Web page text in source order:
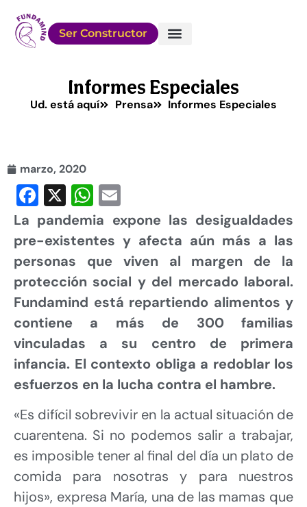
Ser Constructor
Informes Especiales
Ud. está aquí Prensa Informes Especiales
marzo, 2020
Facebook
X WhatsApp
La pandemia expone las desigualdades
pre-existentes y afecta aún más a las
personas que viven al margen de la
protección social y del mercado laboral.
Fundamind está repartiendo alimentos y
contiene a más de 300 familias
vinculadas a su centro de primera
infancia. El contexto obliga a redoblar los
esfuerzos en la lucha contra el hambre.
«Es difícil sobrevivir en la actual situación de
cuarentena. Si no podemos salir a trabajar,
es imposible tener al final del día un plato de
comida para nosotras y para nuestros
hijos», expresa María, una de las mamas que